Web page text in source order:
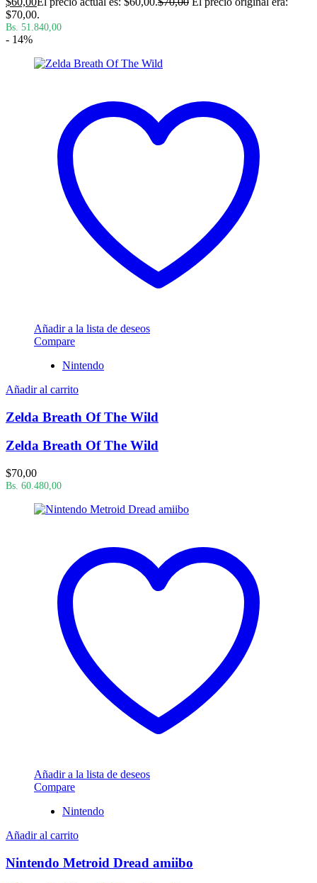
$70,00.
Bs. 51.840,00
- 14%
Añadir a la lista de deseos
Compare
Nintendo
Añadir al carrito
Zelda Breath Of The Wild
Zelda Breath Of The Wild
$70,00
Bs. 60.480,00
Añadir a la lista de deseos
Compare
Nintendo
Añadir al carrito
Nintendo Metroid Dread amiibo